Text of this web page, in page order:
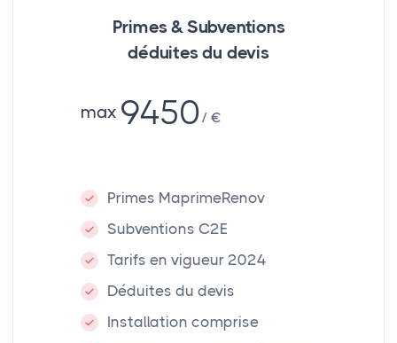
Primes & Subventions
déduites du devis
max 9450 €
Primes MaprimeRenov
Subventions C2E
Tarifs en vigueur 2024
Déduites du devis
Installation comprise